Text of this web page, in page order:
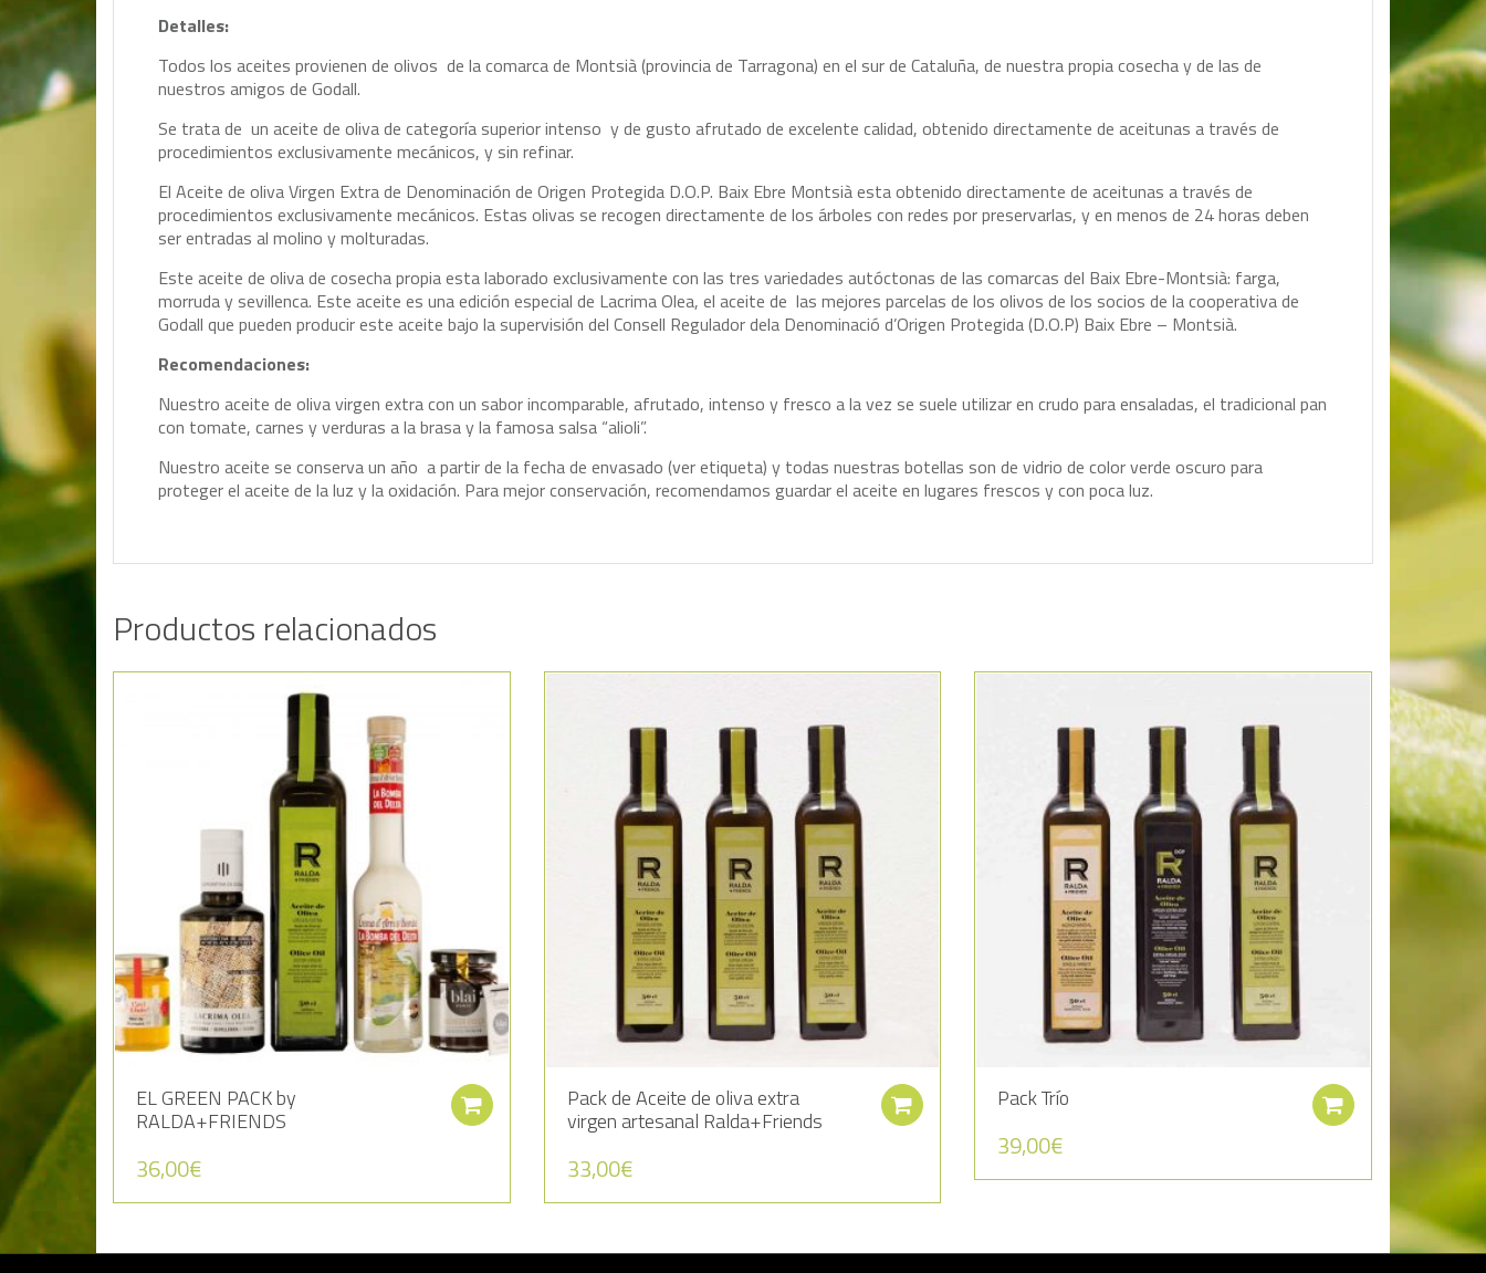
Detalles:
Todos los aceites provienen de olivos de la comarca de Montsià (provincia de Tarragona) en el sur de Cataluña, de nuestra propia cosecha y de las de
nuestros amigos de Godall.
Se trata de un aceite de oliva de categoría superior intenso y de gusto afrutado de excelente calidad, obtenido directamente de aceitunas a través de
procedimientos exclusivamente mecánicos, y sin refinar.
El Aceite de oliva Virgen Extra de Denominación de Origen Protegida D.O.P. Baix Ebre Montsià esta obtenido directamente de aceitunas a través de
procedimientos exclusivamente mecánicos. Estas olivas se recogen directamente de los árboles con redes por preservarlas, y en menos de 24 horas deben
ser entradas al molino y molturadas.
Este aceite de oliva de cosecha propia esta laborado exclusivamente con las tres variedades autóctonas de las comarcas del Baix Ebre-Montsià: farga,
morruda y sevillenca. Este aceite es una edición especial de Lacrima Olea, el aceite de las mejores parcelas de los olivos de los socios de la cooperativa de
Godall que pueden producir este aceite bajo la supervisión del Consell Regulador dela Denominació d’Origen Protegida (D.O.P) Baix Ebre – Montsià.
Recomendaciones:
Nuestro aceite de oliva virgen extra con un sabor incomparable, afrutado, intenso y fresco a la vez se suele utilizar en crudo para ensaladas, el tradicional pan
con tomate, carnes y verduras a la brasa y la famosa salsa “alioli”.
Nuestro aceite se conserva un año a partir de la fecha de envasado (ver etiqueta) y todas nuestras botellas son de vidrio de color verde oscuro para
proteger el aceite de la luz y la oxidación. Para mejor conservación, recomendamos guardar el aceite en lugares frescos y con poca luz.
Productos relacionados
EL GREEN PACK by
RALDA+FRIENDS
36,00€
Añadir al carrito
Añadir a la lista de deseos
Pack de Aceite de oliva extra
virgen artesanal Ralda+Friends
33,00€
Añadir al carrito
Pack Trío
39,00€